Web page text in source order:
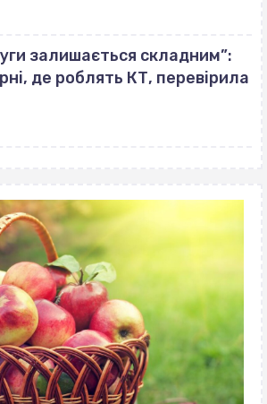
залишається складним”:
де роблять КТ, перевірила